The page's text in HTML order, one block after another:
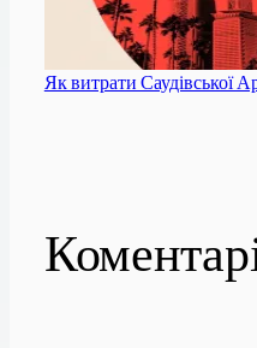
Як витрати Саудівської